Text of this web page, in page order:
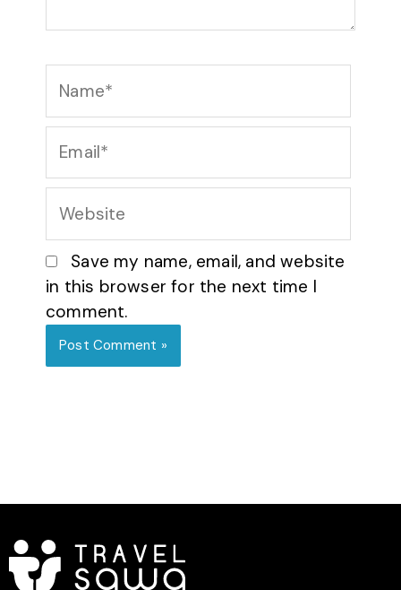
Save my name, email, and website
in this browser for the next time I
comment.